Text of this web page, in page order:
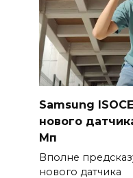
Samsung
нового
Мп
Вполне
нового датчика